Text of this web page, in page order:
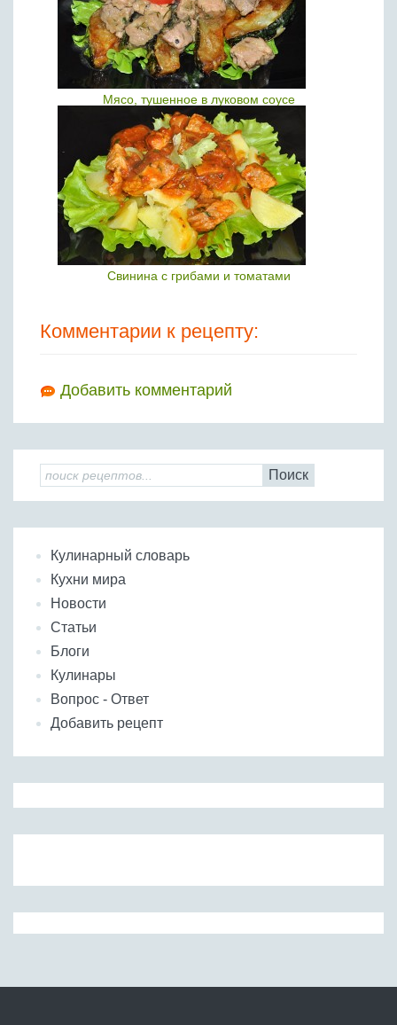
Мясо, тушенное в луковом соусе
Свинина с грибами и томатами
Комментарии к рецепту:
Добавить комментарий
Поиск
Кулинарный словарь
Кухни мира
Новости
Статьи
Блоги
Кулинары
Вопрос - Ответ
Добавить рецепт